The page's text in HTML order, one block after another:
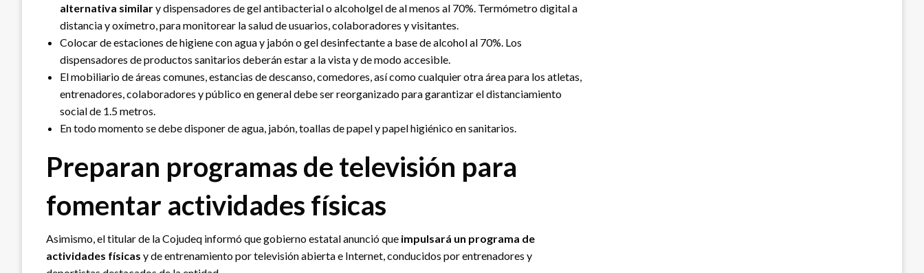
alternativa similary dispensadores de gel antibacterial o alcoholgel de al menos al 70%. Termómetro digital a
distancia y oxímetro, para monitorear la salud de usuarios, colaboradores y visitantes.
Colocar de estaciones de higiene con agua y jabón o gel desinfectante a base de alcohol al 70%. Los
dispensadores de productos sanitarios deberán estar a la vista y de modo accesible.
El mobiliario de áreas comunes, estancias de descanso, comedores, así como cualquier otra área para los atletas,
entrenadores, colaboradores y público en general debe ser reorganizado para garantizar el distanciamiento
social de 1.5 metros.
En todo momento se debe disponer de agua, jabón, toallas de papel y papel higiénico en sanitarios.
Preparan programas de televisión para
fomentar actividades físicas
Asimismo, el titular de la Cojudeq informó que gobierno estatal anunció que impulsará un programa de
actividades físicas y de entrenamiento por televisión abierta e Internet, conducidos por entrenadores y